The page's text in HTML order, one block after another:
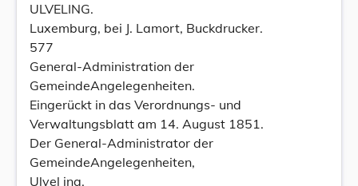
ULVELING.
Luxemburg, bei J. Lamort, Buckdrucker.
577
General-Administration der
GemeindeAngelegenheiten.
Eingerückt in das Verordnungs- und
Verwaltungsblatt am 14. August 1851.
Der General-Administrator der
GemeindeAngelegenheiten,
Ulvel ing.